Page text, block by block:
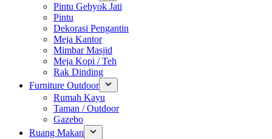
Pintu Gebyok Jati
Pintu
Dekorasi Pengantin
Meja Kantor
Mimbar Masjid
Meja Kopi / Teh
Rak Dinding
Furniture Outdoor
Rumah Kayu
Taman / Outdoor
Gazebo
Ruang Makan